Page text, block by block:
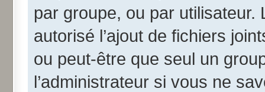
par groupe, ou par utilisateur.
autorisé l’ajout de fichiers
ou peut-être que seul un
l’administrateur si vous ne